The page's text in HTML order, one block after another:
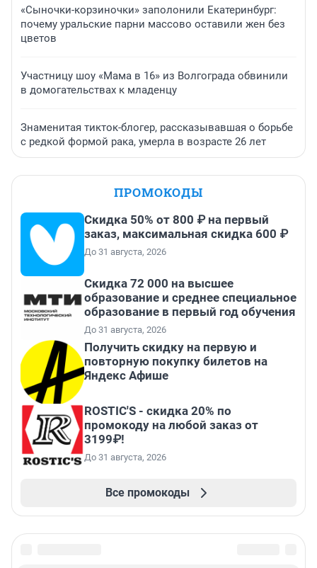
«Сыночки-корзиночки» заполонили Екатеринбург:
почему уральские парни массово оставили жен без
цветов
Участницу шоу «Мама в 16» из Волгограда обвинили
в домогательствах к младенцу
Знаменитая тикток-блогер, рассказывавшая о борьбе
с редкой формой рака, умерла в возрасте 26 лет
ПРОМОКОДЫ
Скидка 50% от 800 ₽ на первый
заказ, максимальная скидка 600 ₽
До 31 августа, 2026
Скидка 72 000 на высшее
образование и среднее специальное
образование в первый год обучения
До 31 августа, 2026
Получить скидку на первую и
повторную покупку билетов на
Яндекс Афише
ROSTIC'S - скидка 20% по
промокоду на любой заказ от
3199₽!
До 31 августа, 2026
Все промокоды